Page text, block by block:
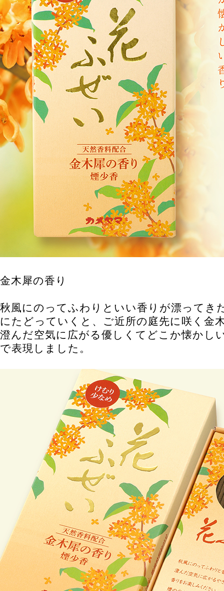
金木犀の香り
秋風にのってふわりといい香りが漂ってき
にたどっていくと、ご近所の庭先に咲く金
澄んだ空気に広がる優しくてどこか懐かし
で表現しました。